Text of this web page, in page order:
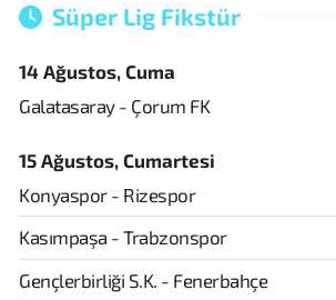
Süper Lig Fikstür
14 Ağustos, Cuma
Galatasaray - Çorum FK
15 Ağustos, Cumartesi
Konyaspor - Rizespor
Kasımpaşa - Trabzonspor
Gençlerbirliği S.K. - Fenerbahçe